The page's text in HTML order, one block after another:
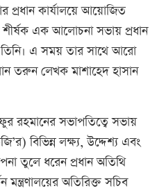
প্রধান কার্যালয়ে আয়োজিত
শীর্ষক এক আলোচনা সভায় প্রধান
তিনি। এ সময় তার সাথে আরো
তরুন লেখক মাশাহেদ হাসান
রহমানের সভাপতিত্বে সভায়
বিভিন্ন লক্ষ্য, উদ্দেশ্য এবং
তুলে ধরেন প্রধান অতিথি
অতিরিক্ত সচিব